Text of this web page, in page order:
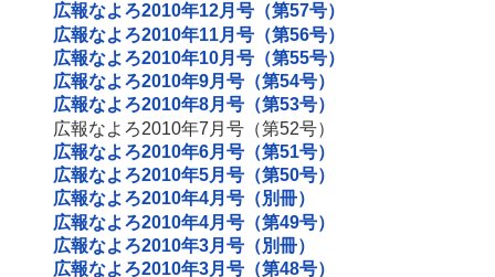
広報なよろ2010年12月号（第57号）
広報なよろ2010年11月号（第56号）
広報なよろ2010年10月号（第55号）
広報なよろ2010年9月号（第54号）
広報なよろ2010年8月号（第53号）
広報なよろ2010年7月号（第52号）
広報なよろ2010年6月号（第51号）
広報なよろ2010年5月号（第50号）
広報なよろ2010年4月号（別冊）
広報なよろ2010年4月号（第49号）
広報なよろ2010年3月号（別冊）
広報なよろ2010年3月号（第48号）